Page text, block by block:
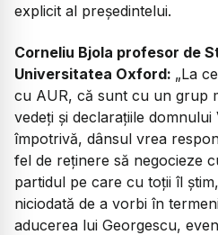
explicit al președintelui.
Corneliu Bjola profesor de
Universitatea Oxford: „La
cu AUR, că sunt cu un grup
vedeți și declarațiile domnului
împotrivă, dânsul vrea
fel de reținere să negocieze
partidul pe care cu toții îl
niciodată de a vorbi în
aducerea lui Georgescu,